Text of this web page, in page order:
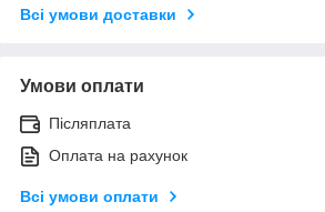
Всі умови доставки
Умови оплати
Післяплата
Оплата на рахунок
Всі умови оплати